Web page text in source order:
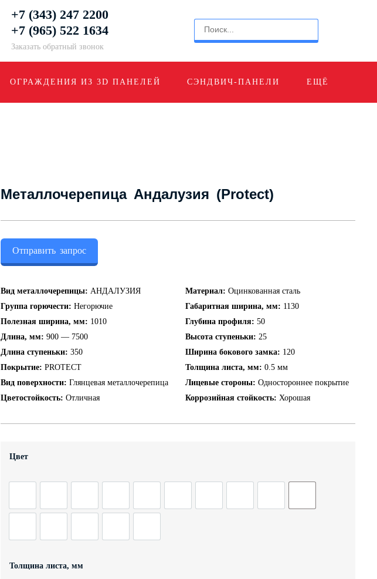
+7 (343) 247 2200
+7 (965) 522 1634
Заказать обратный звонок
ОГРАЖДЕНИЯ ИЗ 3D ПАНЕЛЕЙ СЭНДВИЧ-ПАНЕЛИ ЕЩЁ
ОГРАЖДЕНИЯ ИЗ 3D ПАНЕЛЕЙ
Металлочерепица Андалузия (Protect)
Отправить запрос
Вид металлочерепицы: АНДАЛУЗИЯ Материал: Оцинкованная сталь
Группа горючести: Негорючие Габаритная ширина, мм: 1130
Полезная ширина, мм: 1010 Глубина профиля: 50
Длина, мм: 900 — 7500 Высота ступеньки: 25
Длина ступеньки: 350 Ширина бокового замка: 120
Покрытие: PROTECT Толщина листа, мм: 0.5 мм
Вид поверхности: Глянцевая металлочерепица Лицевые стороны: Одностороннее покрытие
Цветостойкость: Отличная Коррозийная стойкость: Хорошая
Цвет
Толщина листа, мм